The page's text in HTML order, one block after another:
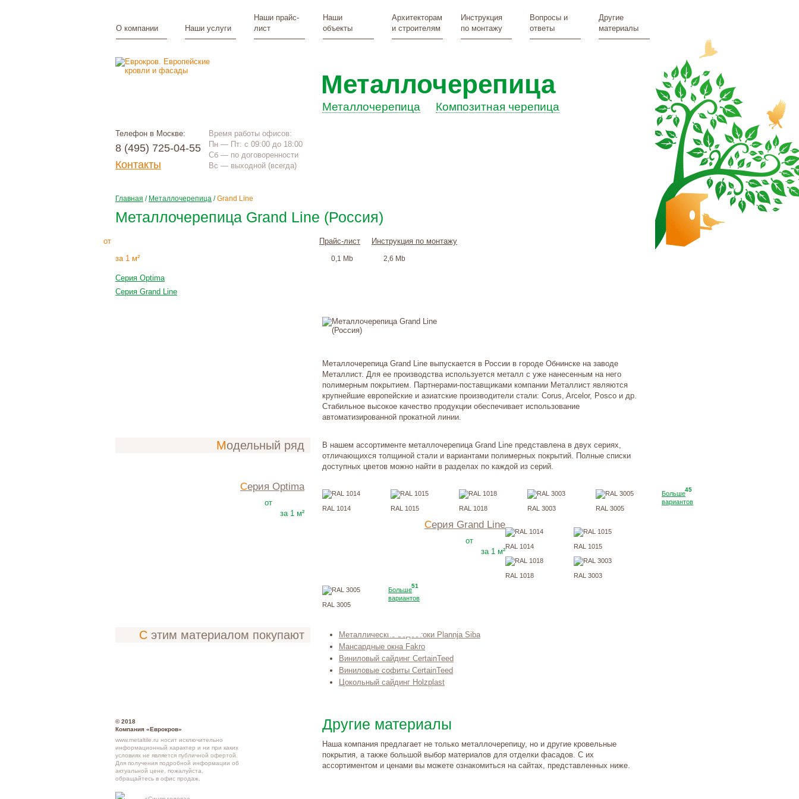
О компании Наши услуги
Наши прайс-
лист
Наши
объекты
Архитекторам
и строителям
Инструкция
по монтажу
Вопросы и
ответы
Другие
материалы
Телефон в Москве:
8 (495) 725-04-55
Контакты
Время работы офисов:
Пн — Пт: с 09:00 до 18:00
Сб — по договоренности
Вс — выходной (всегда)
Металлочерепица
Металлочерепица Композитная черепица
Главная / Металлочерепица /Grand Line
Металлочерепица Grand Line (Россия)
от
за 1 м²
Прайс-лист
0,1 Mb
Инструкция по монтажу
2,6 Mb
Серия Оptima
Серия Grand Line
Металлочерепица Grand Line выпускается в России в городе Обнинске на заводе
Металлист. Для ее производства используется металл с уже нанесенным на него
полимерным покрытием. Партнерами-поставщиками компании Металлист являются
крупнейшие европейские и азиатские производители стали: Corus, Arcelor, Posco и др.
Стабильное высокое качество продукции обеспечивает использование
автоматизированной прокатной линии.
Модельный ряд
В нашем ассортименте металлочерепица Grand Line представлена в двух сериях,
отличающихся толщиной стали и вариантами полимерных покрытий. Полные списки
доступных цветов можно найти в разделах по каждой из серий.
Серия Оptima
от
за 1 м²
RAL 1014 RAL 1015 RAL 1018 RAL 3003 RAL 3005
45
Больше
вариантов
Серия Grand Line
от
за 1 м²
RAL 1014 RAL 1015
RAL 1018 RAL 3003
RAL 3005
51
Больше
вариантов
С этим материалом покупают
Металлические водостоки Plannja Siba
Мансардные окна Fakro
Виниловый сайдинг CertainTeed
Виниловые софиты CertainTeed
Цокольный сайдинг Holzplast
© 2018
Компания «Еврокров»
www.metaltile.ru носит исключительно
информационный характер и ни при каких
условиях не является публичной офертой.
Для получения подробной информации об
актуальной цене, пожалуйста,
обращайтесь в офис продаж.
Другие материалы
Наша компания предлагает не только металлочерепицу, но и другие кровельные
покрытия, а также большой выбор материалов для отделки фасадов. С их
ассортиментом и ценами вы можете ознакомиться на сайтах, представленных ниже.